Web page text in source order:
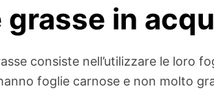
in
consiste nell’utilizzare le loro
foglie carnose e non molto